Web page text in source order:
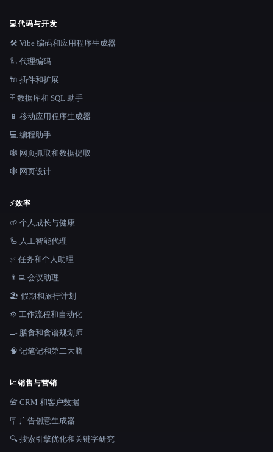
💻代码与开发
🛠️ Vibe 编码和应用程序生成器
🦾 代理编码
🔌 插件和扩展
🗄️ 数据库和 SQL 助手
📱 移动应用程序生成器
💻 编程助手
🕸️ 网页抓取和数据提取
🕸 网页设计
⚡效率
🌱 个人成长与健康
🦾 人工智能代理
✅ 任务和个人助理
👨‍💻 会议助理
🏖 假期和旅行计划
⚙️ 工作流程和自动化
🍳 膳食和食谱规划师
🧠 记笔记和第二大脑
📈销售与营销
📇 CRM 和客户数据
🪧 广告创意生成器
🔍 搜索引擎优化和关键字研究